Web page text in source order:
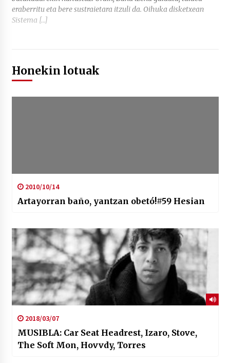
eraberritu eta bere sustraietara itzuli da. Oihuka disketxean
Sistema […]
Honekin lotuak
2010/10/14
Artayorran baño, yantzan obetó!#59 Hesian
2018/03/07
MUSIBLA: Car Seat Headrest, Izaro, Stove,
The Soft Mon, Hovvdy, Torres